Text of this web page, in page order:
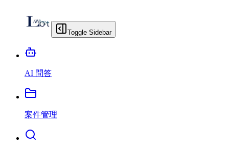
Toggle Sidebar
AI 問答
案件管理